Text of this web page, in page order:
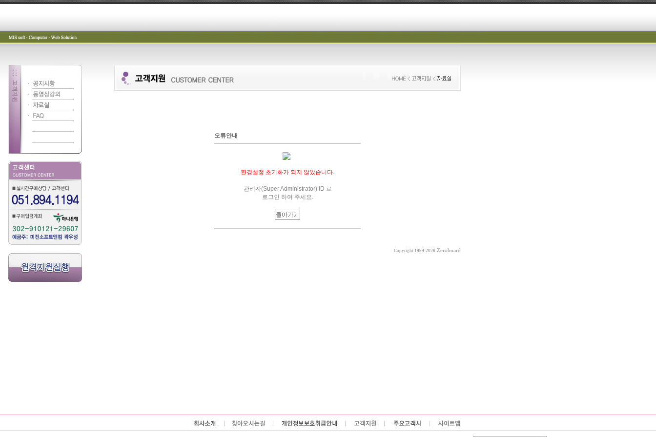
오류안내
환경설정 초기화가 되지 않았습니다.
관리자(Super Administrator) ID 로
로그인 하여 주세요.
Copyright 1999-2026 Zeroboard